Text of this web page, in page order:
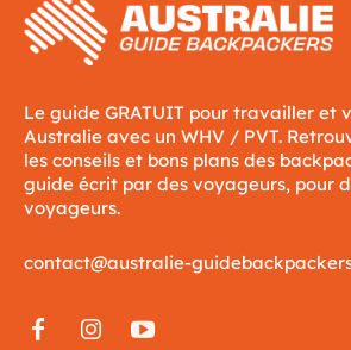
Le guide GRATUIT pour travailler et
Australie avec un WHV / PVT.
les conseils et bons plans des
guide écrit par des voyageurs, pour
voyageurs.
contact@australie-